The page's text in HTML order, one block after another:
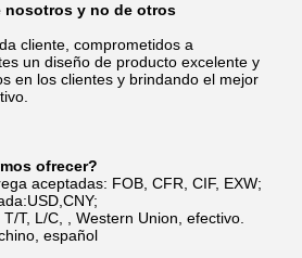
nosotros y no de otros
cliente, comprometidos a
un diseño de producto excelente y
en los clientes y brindando el mejor
ofrecer?
aceptadas: FOB, CFR, CIF, EXW;
T, L/C, , Western Union, efectivo.
español